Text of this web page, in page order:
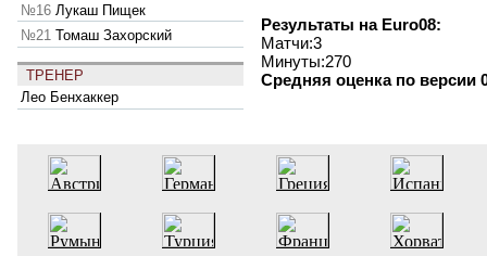
№16 Лукаш Пищек
№21 Томаш Захорский
ТРЕНЕР
Лео Бенхаккер
Результаты на Euro08:
Матчи:3
Минуты:270
Средняя оценка по версии